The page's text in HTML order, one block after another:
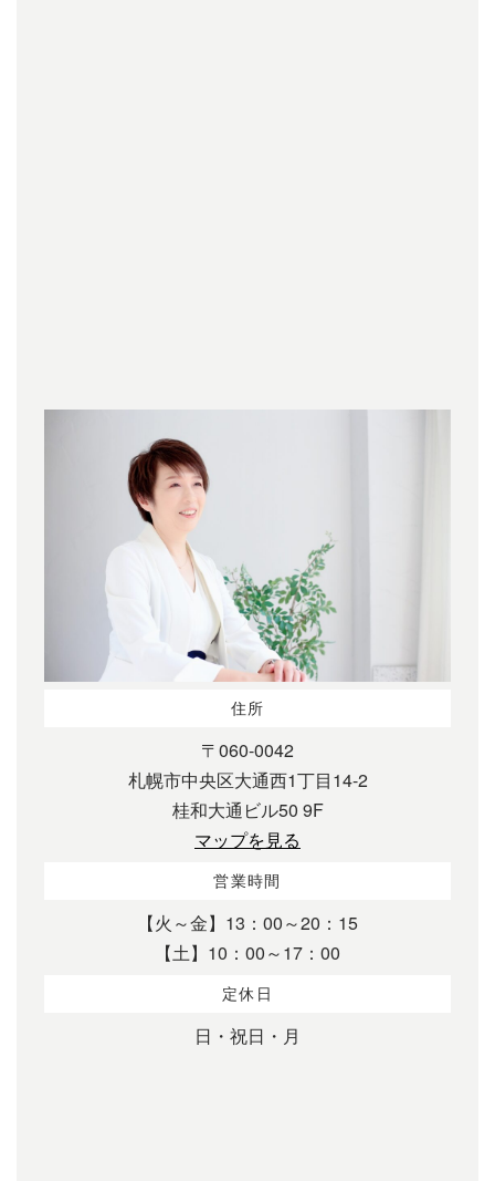
住所
〒060-0042
札幌市中央区大通西1丁目14-2
桂和大通ビル50 9F
マップを見る
営業時間
【火～金】13：00～20：15
【土】10：00～17：00
定休日
日・祝日・月